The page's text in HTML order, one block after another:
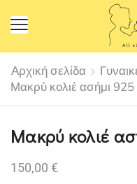
Αρχική σελίδα
Μακρύ κολιέ ασήμι 925
Μακρύ κολιέ
150,00 €